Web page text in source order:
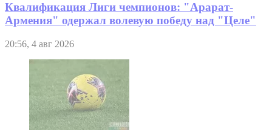
Квалификация Лиги чемпионов: "Арарат-
Армения" одержал волевую победу над "Целе"
20:56, 4 авг 2026